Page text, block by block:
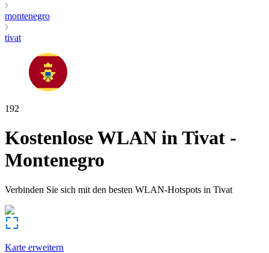
montenegro
tivat
192
Kostenlose WLAN inTivat -
Montenegro
Verbinden Sie sich mit den besten WLAN-Hotspots in Tivat
Karte erweitern